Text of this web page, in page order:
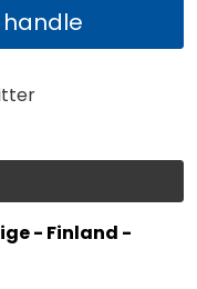
- Finland -
handle